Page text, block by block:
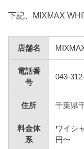
下記、MIXMAX
店舗名
電話番
号
043-
住所 千葉県
料金体
系
ワイシ
円〜